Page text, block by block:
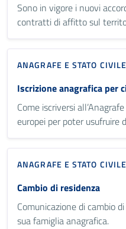
Sono in vigore i nuovi
contratti di affitto sul
ANAGRAFE E STATO CIVILE
Iscrizione anagrafica per
Come iscriversi
europei per poter usufruire
ANAGRAFE E STATO CIVILE
Cambio di residenza
Comunicazione di cambio
sua famiglia anagrafica.